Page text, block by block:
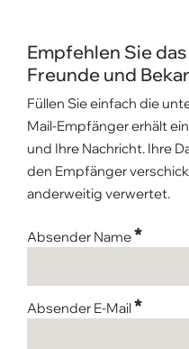
Empfehlen Sie
Freunde und
Füllen Sie einfach die
Mail-Empfänger erhält
und Ihre Nachricht. Ihre
den Empfänger
anderweitig verwertet.
Absender Name*
Absender E-Mail*